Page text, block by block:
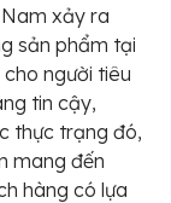
xảy ra
sản phẩm tại
người tiêu
tin cậy,
thực trạng đó,
mang đến
hàng có lựa